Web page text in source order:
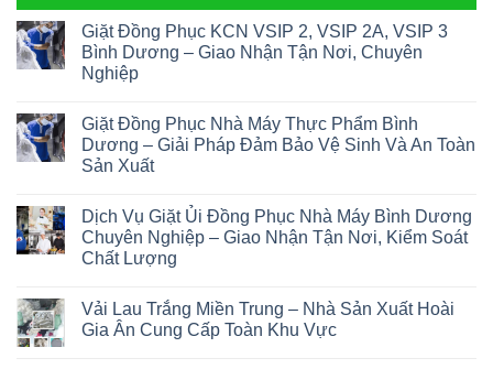
Giặt Đồng Phục KCN VSIP 2, VSIP 2A, VSIP 3
Bình Dương – Giao Nhận Tận Nơi, Chuyên
Nghiệp
Giặt Đồng Phục Nhà Máy Thực Phẩm Bình
Dương – Giải Pháp Đảm Bảo Vệ Sinh Và An Toàn
Sản Xuất
Dịch Vụ Giặt Ủi Đồng Phục Nhà Máy Bình Dương
Chuyên Nghiệp – Giao Nhận Tận Nơi, Kiểm Soát
Chất Lượng
Vải Lau Trắng Miền Trung – Nhà Sản Xuất Hoài
Gia Ân Cung Cấp Toàn Khu Vực